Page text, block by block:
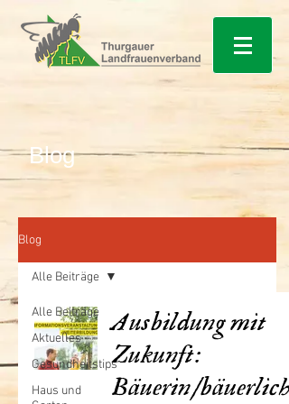
Blog
Blog
Alle Beiträge
Aktuelles
Gesundheitstips
Haus und
Alle Beiträge
Ausbildung mit
Zukunft:
Bäuerin/bäuerlich